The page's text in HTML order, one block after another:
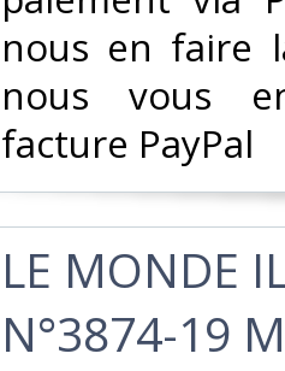
nous en faire
nous vous
facture PayPal‎
‎LE MONDE
N°3874-19